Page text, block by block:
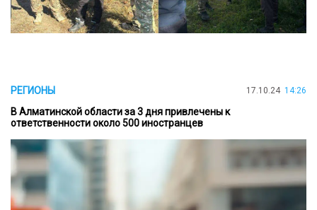
РЕГИОНЫ 17.10.24 14:26
В Алматинской области за 3 дня привлечены к
ответственности около 500 иностранцев